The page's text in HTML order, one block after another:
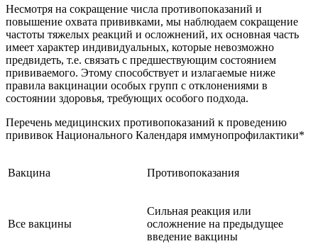
Несмотря на сокращение числа противопоказаний и
повышение охвата прививками, мы наблюдаем сокращение
частоты тяжелых реакций и осложнений, их основная часть
имеет характер индивидуальных, которые невозможно
предвидеть, т.е. связать с предшествующим состоянием
прививаемого. Этому способствует и излагаемые ниже
правила вакцинации особых групп с отклонениями в
состоянии здоровья, требующих особого подхода.
Перечень медицинских противопоказаний к проведению
прививок Национального Календаря иммунопрофилактики*
Вакцина Противопоказания
Все вакцины
Сильная реакция или
осложнение на предыдущее
введение вакцины